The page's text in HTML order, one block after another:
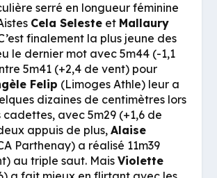
serré en longueur féminine
Cela Seleste et Mallaury
finalement la plus jeune des
le dernier mot avec 5m44 (-1,1
5m41 (+2,4 de vent) pour
Felip (Limoges Athle) leur a
dizaines de centimètres lors
avec 5m29 (+1,6 de
appuis de plus,Alaise
Parthenay) a réalisé 11m39
au triple saut. MaisViolette